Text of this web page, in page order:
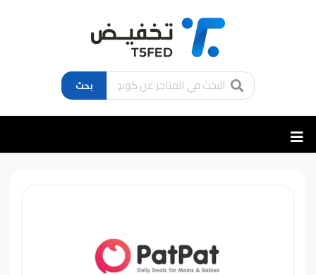
بحث
تخطي
إلى
المحتوى